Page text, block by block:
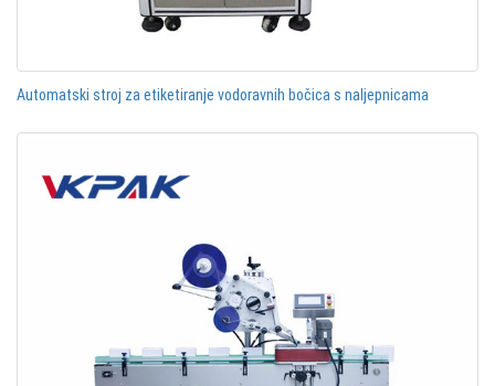
Automatski stroj za etiketiranje vodoravnih bočica s naljepnicama